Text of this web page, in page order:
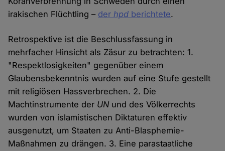
irakischen Flüchtling – derhpd berichtete.
Retrospektive ist die Beschlussfassung in
mehrfacher Hinsicht als Zäsur zu betrachten: 1.
"Respektlosigkeiten" gegenüber einem
Glaubensbekenntnis wurden auf eine Stufe gestellt
mit religiösen Hassverbrechen. 2. Die
Machtinstrumente der UN und des Völkerrechts
wurden von islamistischen Diktaturen effektiv
ausgenutzt, um Staaten zu Anti-Blasphemie-
Maßnahmen zu drängen. 3. Eine parastaatliche